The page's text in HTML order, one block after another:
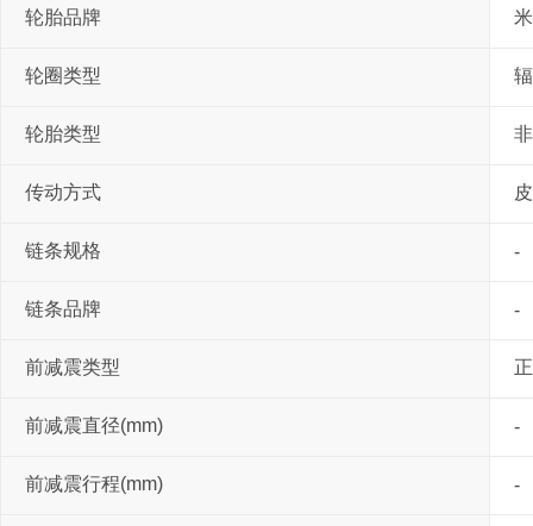
轮胎品牌
轮圈类型
轮胎类型
传动方式
链条规格 -
链条品牌 -
前减震类型
前减震直径(mm) -
前减震行程(mm) -